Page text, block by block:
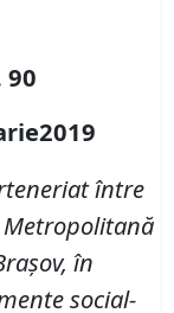
90
între
în
social-